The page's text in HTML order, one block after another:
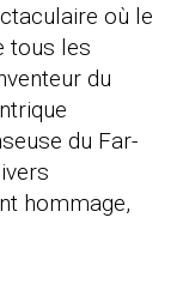
où le
tous les
du
du Far-
hommage,